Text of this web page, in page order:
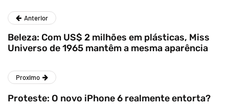
Anterior
Beleza: Com US$ 2 milhões em plásticas, Miss
Universo de 1965 mantêm a mesma aparência
Proximo
Proteste: O novo iPhone 6 realmente entorta?